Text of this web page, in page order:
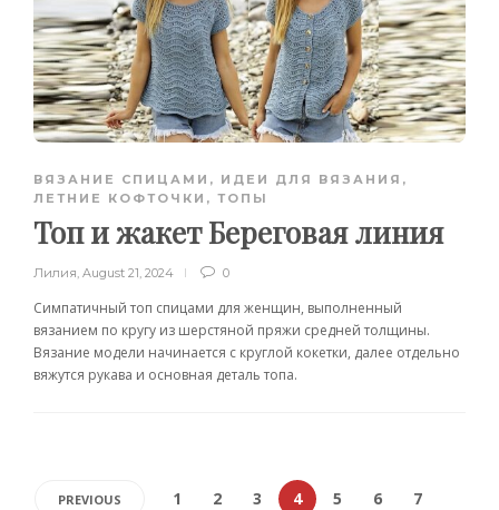
ВЯЗАНИЕ СПИЦАМИ , ИДЕИ ДЛЯ ВЯЗАНИЯ ,
ЛЕТНИЕ КОФТОЧКИ, ТОПЫ
Топ и жакет Береговая линия
Лилия August 21, 2024 0
Симпатичный топ спицами для женщин, выполненный
вязанием по кругу из шерстяной пряжи средней толщины.
Вязание модели начинается с круглой кокетки, далее отдельно
вяжутся рукава и основная деталь топа.
PREVIOUS 1 2 3 4 5 6 7